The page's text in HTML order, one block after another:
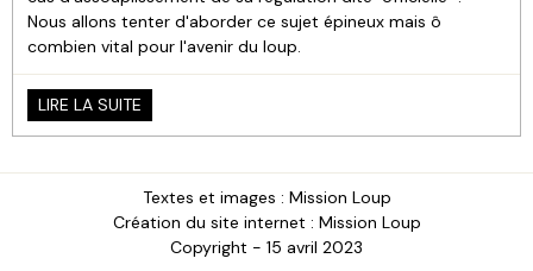
Nous allons tenter d'aborder ce sujet épineux mais ô
combien vital pour l'avenir du loup.
LIRE LA SUITE
Textes et images : Mission Loup
Création du site internet : Mission Loup
Copyright - 15 avril 2023